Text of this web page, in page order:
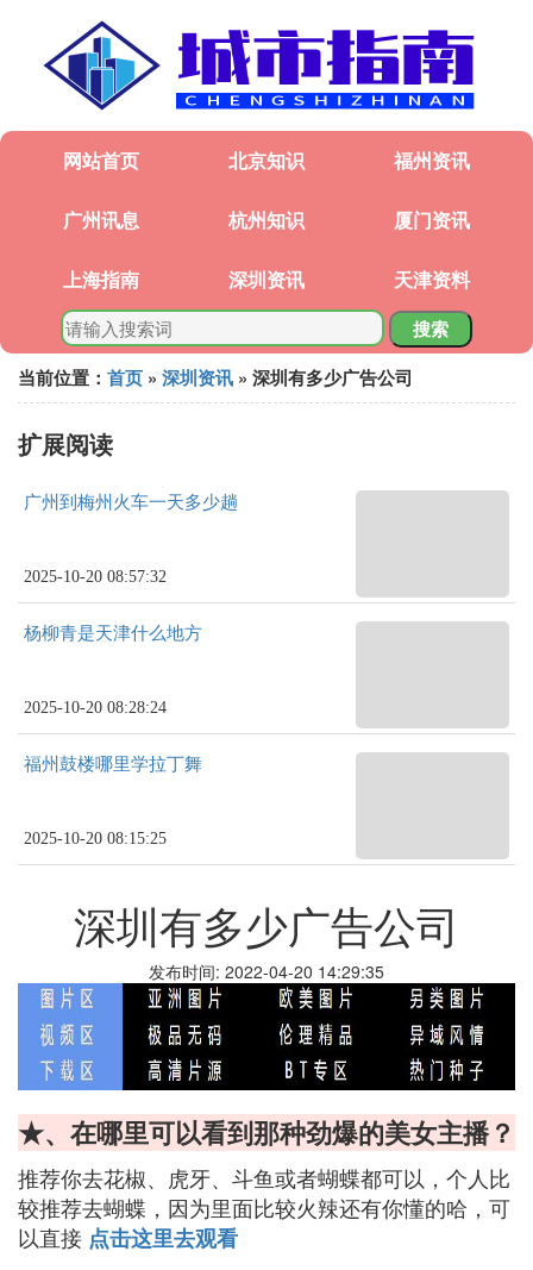
网站首页 北京知识 福州资讯
广州讯息 杭州知识 厦门资讯
上海指南 深圳资讯 天津资料
搜索
当前位置： 首页 » 深圳资讯 » 深圳有多少广告公司
扩展阅读
广州到梅州火车一天多少趟
2025-10-20 08:57:32
杨柳青是天津什么地方
2025-10-20 08:28:24
福州鼓楼哪里学拉丁舞
2025-10-20 08:15:25
深圳有多少广告公司
发布时间: 2022-04-20 14:29:35
★、在哪里可以看到那种劲爆的美女主播？
推荐你去花椒、虎牙、斗鱼或者蝴蝶都可以，个人比
较推荐去蝴蝶，因为里面比较火辣还有你懂的哈，可
以直接 点击这里去观看